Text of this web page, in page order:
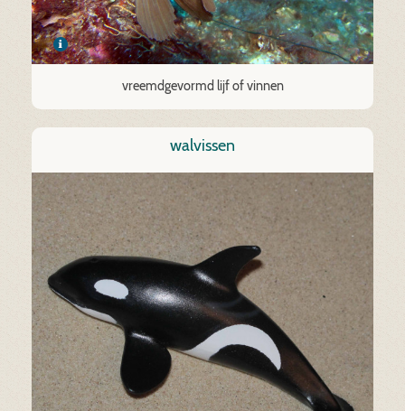
vreemdgevormd lijf of vinnen
walvissen